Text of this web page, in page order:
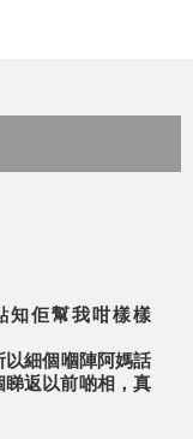
知佢幫我咁樣樣
細個嗰陣阿媽話
返以前啲相，真